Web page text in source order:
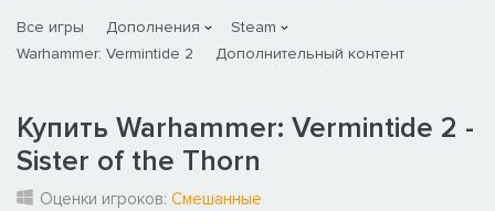
Все игры Дополнения
Steam
Warhammer: Vermintide 2
Дополнительный контент
Купить Warhammer: Vermintide 2 -
Sister of the Thorn
Оценки игроков: Смешанные